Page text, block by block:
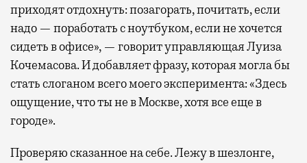
приходят отдохнуть: позагорать, почитать, если
надо — поработать с ноутбуком, если не хочется
сидеть в офисе», — говорит управляющая Луиза
Кочемасова. И добавляет фразу, которая могла бы
стать слоганом всего моего эксперимента: «Здесь
ощущение, что ты не в Москве, хотя все еще в
городе».
Проверяю сказанное на себе. Лежу в шезлонге,